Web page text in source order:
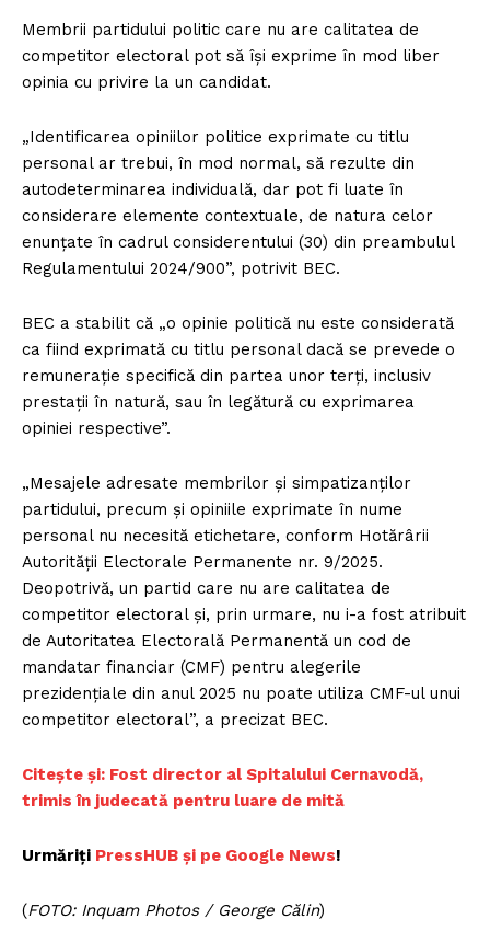
Membrii partidului politic care nu are calitatea de
competitor electoral pot să își exprime în mod liber
opinia cu privire la un candidat.
„Identificarea opiniilor politice exprimate cu titlu
personal ar trebui, în mod normal, să rezulte din
autodeterminarea individuală, dar pot fi luate în
considerare elemente contextuale, de natura celor
enunțate în cadrul considerentului (30) din preambulul
Regulamentului 2024/900”, potrivit BEC.
BEC a stabilit că „o opinie politică nu este considerată
ca fiind exprimată cu titlu personal dacă se prevede o
remunerație specifică din partea unor terți, inclusiv
prestații în natură, sau în legătură cu exprimarea
opiniei respective”.
„Mesajele adresate membrilor și simpatizanților
partidului, precum și opiniile exprimate în nume
personal nu necesită etichetare, conform Hotărârii
Autorității Electorale Permanente nr. 9/2025.
Deopotrivă, un partid care nu are calitatea de
competitor electoral și, prin urmare, nu i-a fost atribuit
de Autoritatea Electorală Permanentă un cod de
mandatar financiar (CMF) pentru alegerile
prezidențiale din anul 2025 nu poate utiliza CMF-ul unui
competitor electoral”, a precizat BEC.
Citește și: Fost director al Spitalului Cernavodă,
trimis în judecată pentru luare de mită
Urmăriți PressHUB și pe Google News!
(FOTO: Inquam Photos / George Călin)